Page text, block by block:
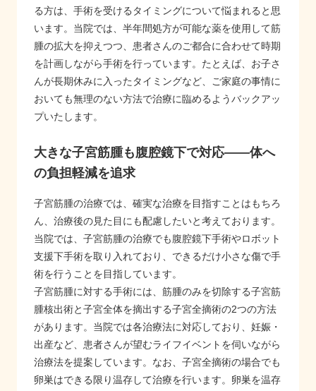
る方は、手術を受けるタイミングについて悩まれると思
います。当院では、半年間処方が可能な薬を使用して筋
腫の拡大を抑えつつ、患者さんのご都合に合わせて時期
を計画しながら手術を行っています。たとえば、お子さ
んが長期休みに入ったタイミングなど、ご家庭の事情に
おいても無理のない方法で治療に臨めるようバックアッ
プいたします。
大きな子宮筋腫も腹腔鏡下で対応――体へ
の負担軽減を追求
子宮筋腫の治療では、確実な治療を目指すことはもちろ
ん、治療後の見た目にも配慮したいと考えております。
当院では、子宮筋腫の治療でも腹腔鏡下手術やロボット
支援下手術を取り入れており、できるだけ小さな傷で手
術を行うことを目指しています。
子宮筋腫に対する手術には、筋腫のみを切除する子宮筋
腫核出術と子宮全体を摘出する子宮全摘術の2つの方法
があります。当院では各治療法に対応しており、妊娠・
出産など、患者さんが望むライフイベントを伺いながら
治療法を提案しています。なお、子宮全摘術の場合でも
卵巣はできる限り温存して治療を行います。卵巣を温存